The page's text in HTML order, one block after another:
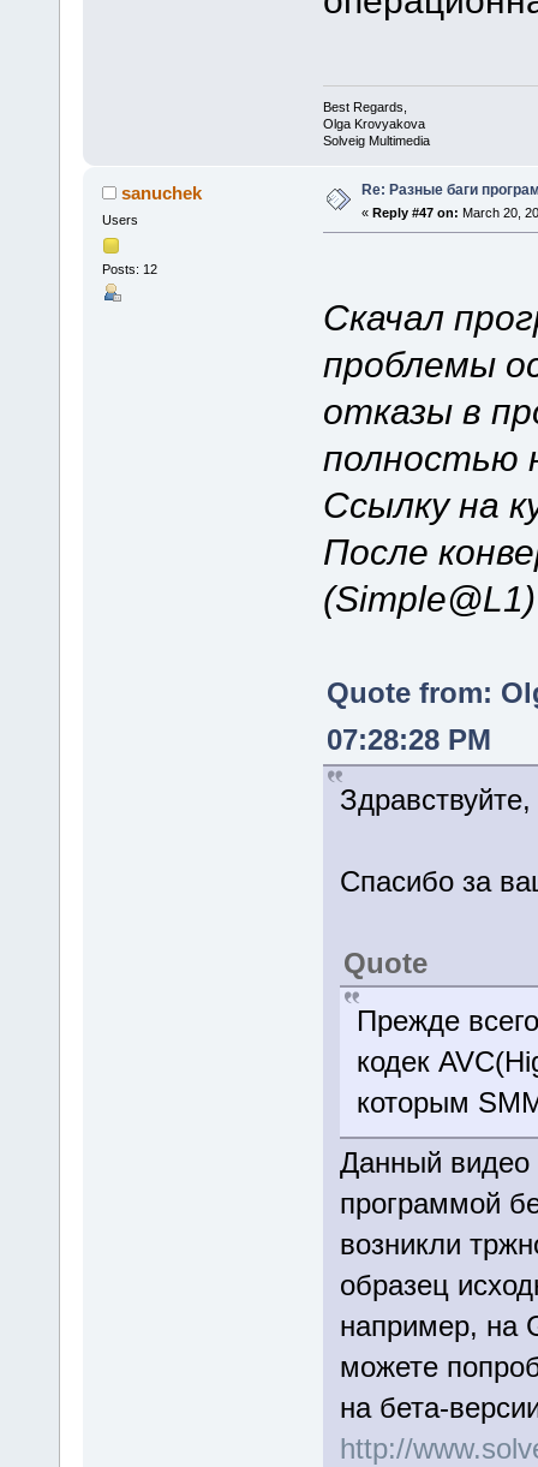
Best Regards,
Olga Krovyakova
Solveig Multimedia
sanuchek
Users
Posts: 12
Re: Разные баги
« Reply #47 on: March 20,
Скачал
проблемы
отказы в
полностью
Ссылку на
После
Quote from:
07:28:28 PM
Спасибо за
Quote
Прежде
кодек
которым
Данный видео
программой
возникли
образец
например, на
можете
на бета-
http://